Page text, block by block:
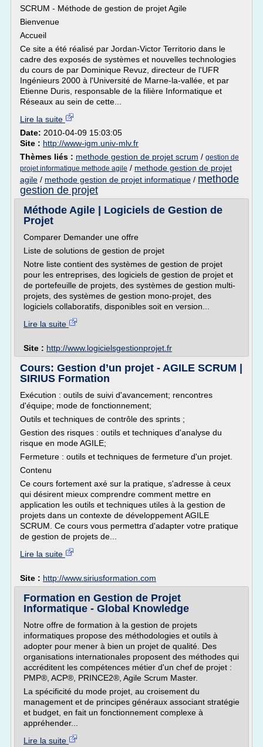
SCRUM - Méthode de gestion de projet Agile
Bienvenue
Accueil
Ce site a été réalisé par Jordan-Victor Territorio dans le
cadre des exposés de systèmes et nouvelles technologies
du cours de par Dominique Revuz, directeur de l'UFR
Ingénieurs 2000 à l'Université de Marne-la-vallée, et par
Etienne Duris, responsable de la filière Informatique et
Réseaux au sein de cette...
Lire la suite
Date: 2010-04-09 15:03:05
Site : http://www-igm.univ-mlv.fr
Thèmes liés : methode gestion de projet scrum / gestion de
projet informatique methode agile / methode gestion de projet
agile / methode gestion de projet informatique / methode
gestion de projet
Méthode Agile | Logiciels de Gestion de
Projet
Comparer Demander une offre
Liste de solutions de gestion de projet
Notre liste contient des systèmes de gestion de projet
pour les entreprises, des logiciels de gestion de projet et
de portefeuille de projets, des systèmes de gestion multi-
projets, des systèmes de gestion mono-projet, des
logiciels collaboratifs, disponibles soit en version...
Lire la suite
Site : http://www.logicielsgestionprojet.fr
Cours: Gestion d’un projet - AGILE SCRUM |
SIRIUS Formation
Exécution : outils de suivi d'avancement; rencontres
d'équipe; mode de fonctionnement;
Outils et techniques de contrôle des sprints ;
Gestion des risques : outils et techniques d'analyse du
risque en mode AGILE;
Fermeture : outils et techniques de fermeture d'un projet.
Contenu
Ce cours fortement axé sur la pratique, s'adresse à ceux
qui désirent mieux comprendre comment mettre en
application les outils et techniques utiles à la gestion de
projets dans un contexte de développement AGILE
SCRUM. Ce cours vous permettra d'adapter votre pratique
de gestion de projets de...
Lire la suite
Site : http://www.siriusformation.com
Formation en Gestion de Projet
Informatique - Global Knowledge
Notre offre de formation à la gestion de projets
informatiques propose des méthodologies et outils à
adopter pour mener à bien un projet de qualité. Des
organisations internationales proposent des méthodes qui
accréditent les compétences métier d'un chef de projet :
PMP®, ACP®, PRINCE2®, Agile Scrum Master.
La spécificité du mode projet, au croisement du
management et de principes généraux associant stratégie
et budget, en fait un fonctionnement complexe à
appréhender...
Lire la suite